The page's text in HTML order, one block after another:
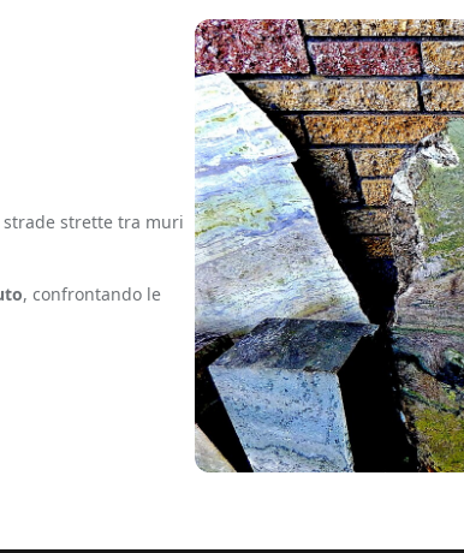
strade strette tra muri
, confrontando le